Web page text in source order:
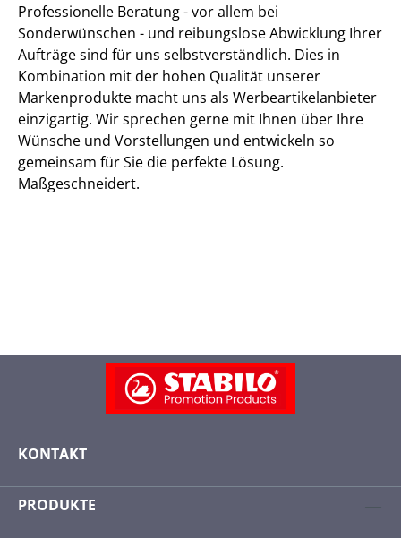
Professionelle Beratung - vor allem bei
Sonderwünschen - und reibungslose Abwicklung Ihrer
Aufträge sind für uns selbstverständlich. Dies in
Kombination mit der hohen Qualität unserer
Markenprodukte macht uns als Werbeartikelanbieter
einzigartig. Wir sprechen gerne mit Ihnen über Ihre
Wünsche und Vorstellungen und entwickeln so
gemeinsam für Sie die perfekte Lösung.
Maßgeschneidert.
KONTAKT
PRODUKTE